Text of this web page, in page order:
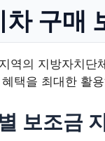
구매
역의 지방자치
택을 최대한 활
보조금